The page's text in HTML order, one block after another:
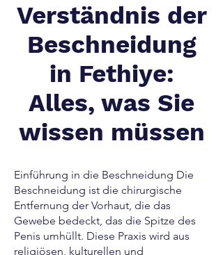
Verständnis der
Beschneidung
in Fethiye:
Alles, was Sie
wissen müssen
Einführung in die Beschneidung Die
Beschneidung ist die chirurgische
Entfernung der Vorhaut, die das
Gewebe bedeckt, das die Spitze des
Penis umhüllt. Diese Praxis wird aus
religiösen, kulturellen und